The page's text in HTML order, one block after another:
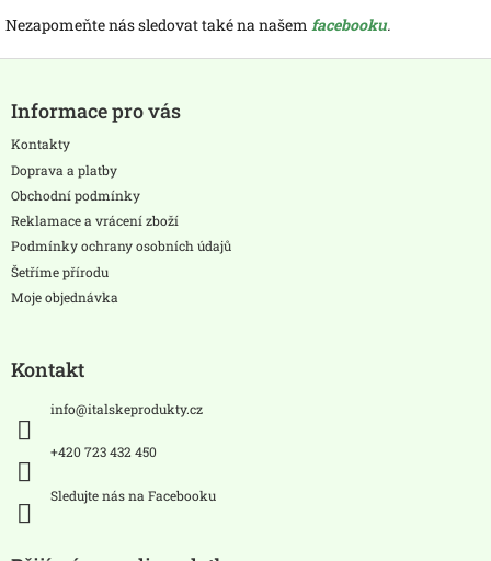
Nezapomeňte nás sledovat také na našem facebooku.
pInformace pro vás
Kontakty
Doprava a platby
Obchodní podmínky
Reklamace a vrácení zboží
Podmínky ochrany osobních údajů
Šetříme přírodu
Moje objednávka
Kontakt
info@italskeprodukty.cz
+420 723 432 450
Sledujte nás na Facebooku